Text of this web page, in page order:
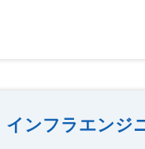
インフラエンジ